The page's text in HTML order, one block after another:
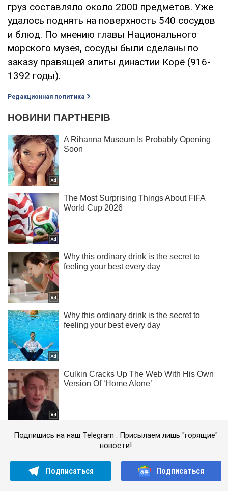
груз составляло около 2000 предметов. Уже
удалось поднять на поверхность 540 сосудов
и блюд. По мнению главы Национального
морского музея, сосуды были сделаны по
заказу правящей элиты династии Корё (916-
1392 годы).
Редакционная политика
Подпишись на наш Telegram . Присылаем лишь "горящие"
новости!
Подписаться Подписаться